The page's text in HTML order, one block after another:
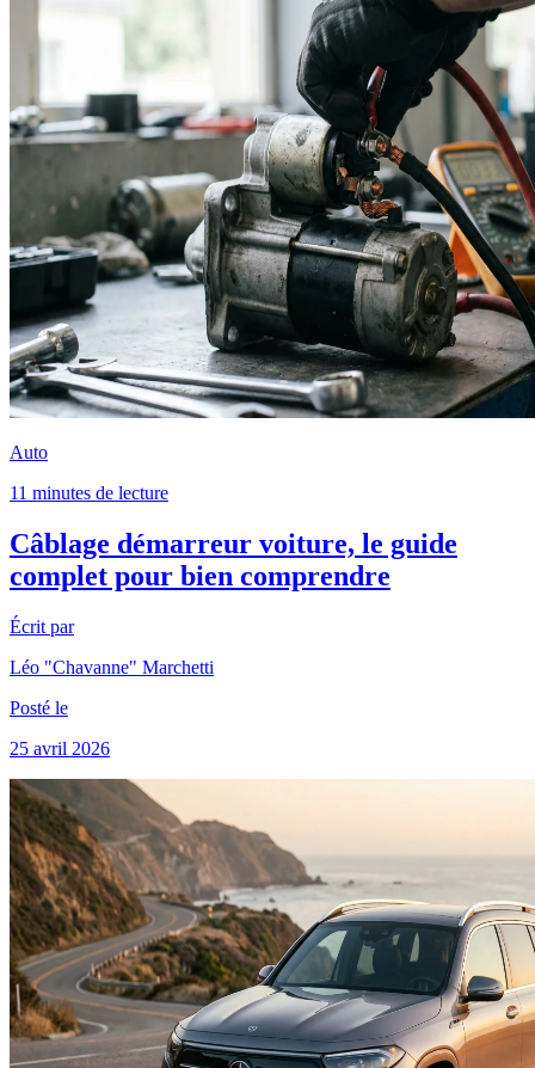
Auto
11 minutes de lecture
Câblage démarreur voiture, le guide
complet pour bien comprendre
Écrit par
Léo "Chavanne" Marchetti
Posté le
25 avril 2026